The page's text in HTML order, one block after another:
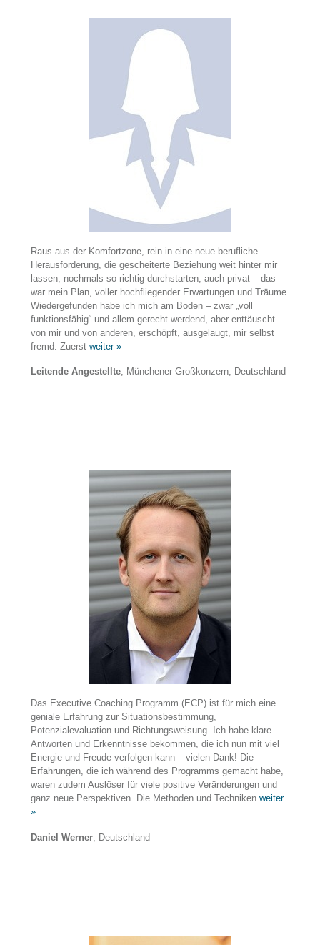
Raus aus der Komfortzone, rein in eine neue berufliche
Herausforderung, die gescheiterte Beziehung weit hinter mir
lassen, nochmals so richtig durchstarten, auch privat – das
war mein Plan, voller hochfliegender Erwartungen und Träume.
Wiedergefunden habe ich mich am Boden – zwar „voll
funktionsfähig“ und allem gerecht werdend, aber enttäuscht
von mir und von anderen, erschöpft, ausgelaugt, mir selbst
fremd. Zuerstweiter »
Leitende Angestellte, Münchener Großkonzern, Deutschland
Das Executive Coaching Programm (ECP) ist für mich eine
geniale Erfahrung zur Situationsbestimmung,
Potenzialevaluation und Richtungsweisung. Ich habe klare
Antworten und Erkenntnisse bekommen, die ich nun mit viel
Energie und Freude verfolgen kann – vielen Dank! Die
Erfahrungen, die ich während des Programms gemacht habe,
waren zudem Auslöser für viele positive Veränderungen und
ganz neue Perspektiven. Die Methoden und Technikenweiter
»
Daniel Werner, Deutschland